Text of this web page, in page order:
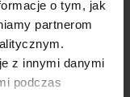
o tym, jak
partnerom
z innymi danymi
podczas
01-01
ul. Armii